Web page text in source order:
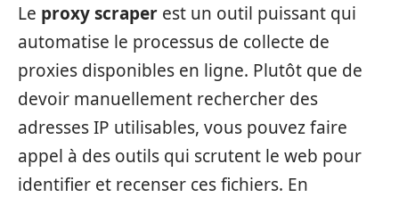
Le proxy scraper est un outil puissant qui
automatise le processus de collecte de
proxies disponibles en ligne. Plutôt que de
devoir manuellement rechercher des
adresses IP utilisables, vous pouvez faire
appel à des outils qui scrutent le web pour
identifier et recenser ces fichiers. En